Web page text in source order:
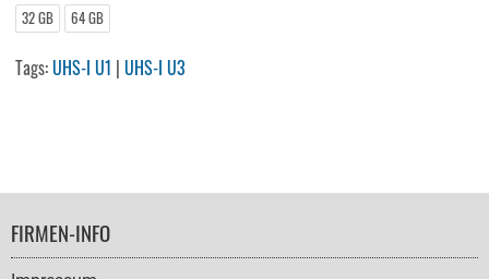
32 GB 64 GB
Tags:UHS-I U1 |UHS-I U3
FOOTER
NAVIGATION
FIRMEN-INFO